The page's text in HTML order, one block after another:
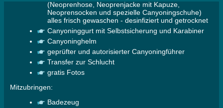
(Neoprenhose, Neoprenjacke mit Kapuze,
Neoprensocken und spezielle Canyoningschuhe)
alles frisch gewaschen - desinfiziert und getrocknet
Canyoninggurt mit Selbstsicherung und Karabiner
Canyoninghelm
geprüfter und autorisierter Canyoningführer
Transfer zur Schlucht
gratis Fotos
Mitzubringen:
Badezeug